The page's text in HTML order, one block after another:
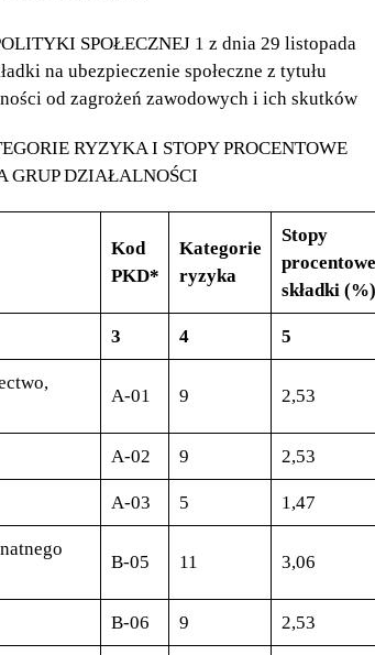
SPOŁECZNEJ 1 z dnia 29 listopada
na ubezpieczenie społeczne z tytułu
od zagrożeń zawodowych i ich skutków
RYZYKA I STOPY PROCENTOWE
GRUP DZIAŁALNOŚCI
Kod
PKD*
Kategorie
ryzyka
Stopy
procentowe
składki (%)
3 4 5
A-01 9 2,53
A-02 9 2,53
A-03 5 1,47
B-05 11 3,06
B-06 9 2,53